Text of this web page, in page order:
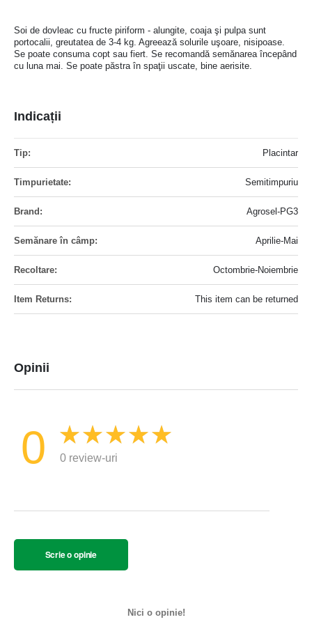
Soi de dovleac cu fructe piriform - alungite, coaja şi pulpa sunt
portocalii, greutatea de 3-4 kg. Agreează solurile uşoare, nisipoase.
Se poate consuma copt sau fiert. Se recomandă semănarea începând
cu luna mai. Se poate păstra în spaţii uscate, bine aerisite.
Indicații
multe
Placintar
Semitimpuriu
Agrosel-PG3
Aprilie-Mai
Octombrie-Noiembrie
This item can be returned
Opinii
0 0 review-uri
Scrie o opinie
Nici o opinie!